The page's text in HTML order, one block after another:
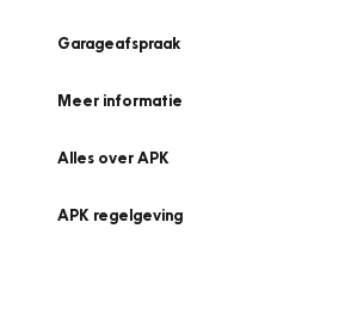
Garageafspraak
Meer informatie
Alles over APK
APK regelgeving